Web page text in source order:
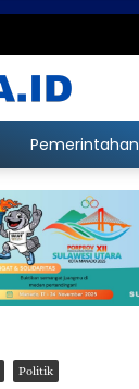
Pemerintahan
Politik